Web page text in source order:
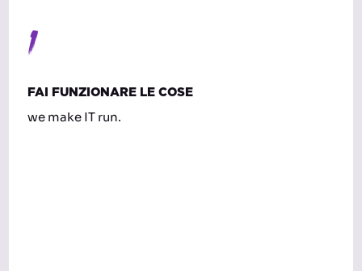
1
FAI FUNZIONARE LE COSE
we make IT run.